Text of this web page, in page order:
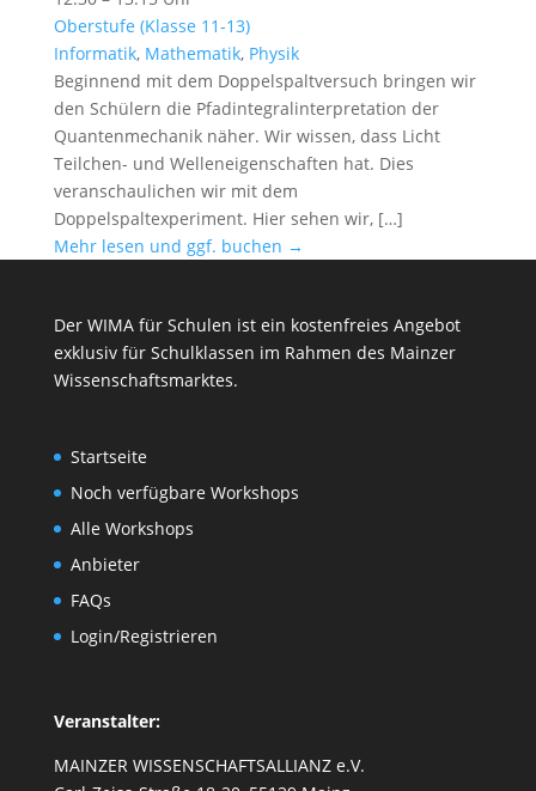
Oberstufe (Klasse 11-13)
Informatik, Mathematik, Physik
Beginnend mit dem Doppelspaltversuch bringen wir
den Schülern die Pfadintegralinterpretation der
Quantenmechanik näher. Wir wissen, dass Licht
Teilchen- und Welleneigenschaften hat. Dies
veranschaulichen wir mit dem
Doppelspaltexperiment. Hier sehen wir, […]
Mehr lesen und ggf. buchen →
Der WIMA für Schulen ist ein kostenfreies Angebot
exklusiv für Schulklassen im Rahmen des Mainzer
Wissenschaftsmarktes.
Startseite
Noch verfügbare Workshops
Alle Workshops
Anbieter
FAQs
Login/Registrieren
Veranstalter:
MAINZER WISSENSCHAFTSALLIANZ e.V.